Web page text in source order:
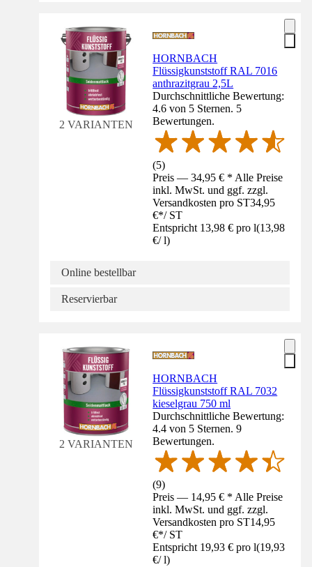
2 VARIANTEN
HORNBACH
Flüssigkunststoff RAL 7016
anthrazitgrau 2,5L
Durchschnittliche Bewertung:
4.6 von 5 Sternen. 5
Bewertungen.
(5)
Preis — 34,95 € * Alle Preise
inkl. MwSt. und ggf. zzgl.
Versandkosten pro ST34,95
€*/ ST
Entspricht 13,98 € pro l(13,98
€/ l)
Online bestellbar
Reservierbar
2 VARIANTEN
HORNBACH
Flüssigkunststoff RAL 7032
kieselgrau 750 ml
Durchschnittliche Bewertung:
4.4 von 5 Sternen. 9
Bewertungen.
(9)
Preis — 14,95 € * Alle Preise
inkl. MwSt. und ggf. zzgl.
Versandkosten pro ST14,95
€*/ ST
Entspricht 19,93 € pro l(19,93
€/ l)